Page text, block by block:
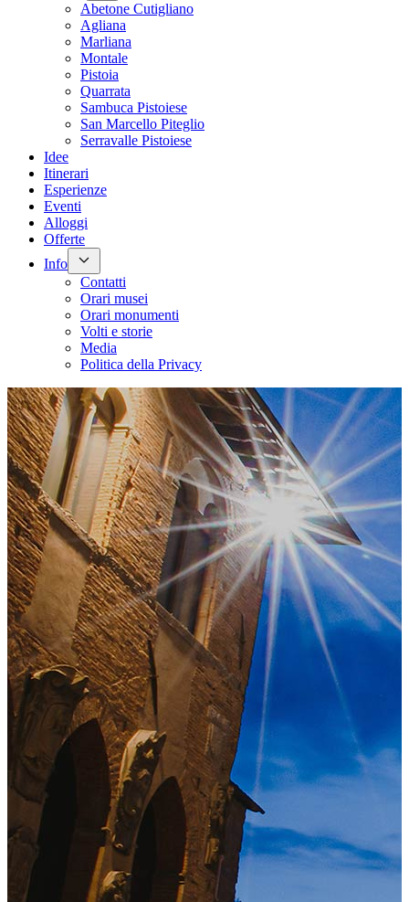
Abetone Cutigliano
Agliana
Marliana
Montale
Pistoia
Quarrata
Sambuca Pistoiese
San Marcello Piteglio
Serravalle Pistoiese
Idee
Itinerari
Esperienze
Eventi
Alloggi
Offerte
Info
Contatti
Orari musei
Orari monumenti
Volti e storie
Media
Politica della Privacy